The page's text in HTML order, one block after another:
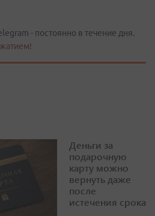
- постоянно в течение дня.
Деньги за
подарочную
карту можно
вернуть даже
после
истечения срока